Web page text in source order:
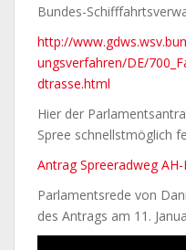
Bundes-
http://
ungsverfahren/DE/
dtrasse.html
Hier der
Spree schnellstmöglich
Antrag Spreeradweg
Parlamentsrede von
des Antrags am 11.